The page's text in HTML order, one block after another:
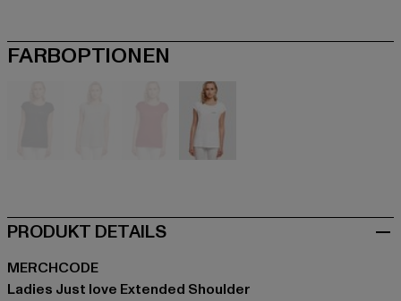
FARBOPTIONEN
PRODUKT DETAILS
MERCHCODE
Ladies Just love Extended Shoulder